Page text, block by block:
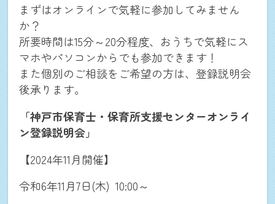
まずはオンラインで気軽に参加してみません
か？
所要時間は15分～20分程度、おうちで気軽にス
マホやパソコンからでも参加できます！
また個別のご相談をご希望の方は、登録説明会
後承ります。
「神戸市保育士・保育所支援センターオンライ
ン登録説明会」
【2024年11月開催】
令和6年11月7日(木) 10:00～